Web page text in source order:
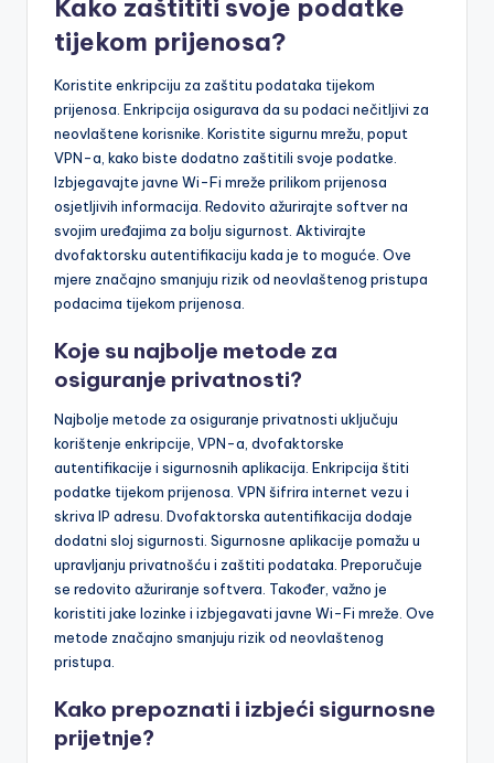
Kako zaštititi svoje podatke
tijekom prijenosa?
Koristite enkripciju za zaštitu podataka tijekom
prijenosa. Enkripcija osigurava da su podaci nečitljivi za
neovlaštene korisnike. Koristite sigurnu mrežu, poput
VPN-a, kako biste dodatno zaštitili svoje podatke.
Izbjegavajte javne Wi-Fi mreže prilikom prijenosa
osjetljivih informacija. Redovito ažurirajte softver na
svojim uređajima za bolju sigurnost. Aktivirajte
dvofaktorsku autentifikaciju kada je to moguće. Ove
mjere značajno smanjuju rizik od neovlaštenog pristupa
podacima tijekom prijenosa.
Koje su najbolje metode za
osiguranje privatnosti?
Najbolje metode za osiguranje privatnosti uključuju
korištenje enkripcije, VPN-a, dvofaktorske
autentifikacije i sigurnosnih aplikacija. Enkripcija štiti
podatke tijekom prijenosa. VPN šifrira internet vezu i
skriva IP adresu. Dvofaktorska autentifikacija dodaje
dodatni sloj sigurnosti. Sigurnosne aplikacije pomažu u
upravljanju privatnošću i zaštiti podataka. Preporučuje
se redovito ažuriranje softvera. Također, važno je
koristiti jake lozinke i izbjegavati javne Wi-Fi mreže. Ove
metode značajno smanjuju rizik od neovlaštenog
pristupa.
Kako prepoznati i izbjeći sigurnosne
prijetnje?